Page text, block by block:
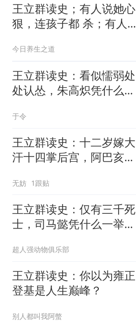
王立群读史；有人说她心
狠，连孩子都 杀；有人说
有仇人
今日养生之道
王立群读史：看似懦弱处
处认怂，朱高炽凭什么熬
于令
王立群读史：十二岁嫁大
汗十四掌后宫，阿巴亥为
无妨 1跟贴
王立群读史：仅有三千死
士，司马懿凭什么一举扳
超人强动物俱乐部
王立群读史：你以为雍正
登基是人生巅峰？
别人都叫我阿螫